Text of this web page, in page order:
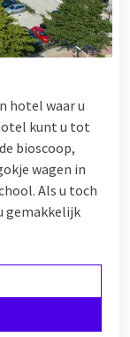
isVan der
Gorinchem-
hotel tussen
aan luxe
een eigen
city spa en
Het
de omgeving
u genieten in
of een à la
Diverse
uw verblijf
hotel waar u
kunt u tot
bioscoop,
wagen in
Als u toch
gemakkelijk